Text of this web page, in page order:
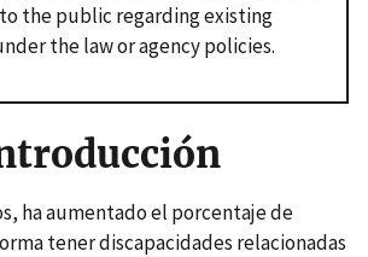
the public regarding existing
the law or agency policies.
ha aumentado el porcentaje de
tener discapacidades relacionadas